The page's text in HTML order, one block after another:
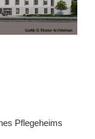
Pflegeheims